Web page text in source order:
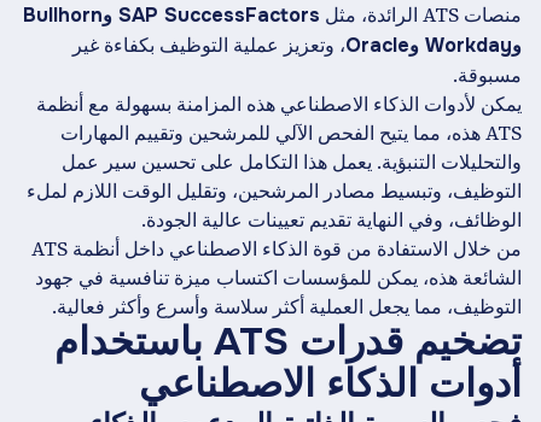
منصات ATS الرائدة، مثل
SAP SuccessFactors وBullhorn
، وتعزيز عملية التوظيف بكفاءة غير
مسبوقة.
يمكن لأدوات الذكاء الاصطناعي هذه المزامنة بسهولة مع أنظمة
ATS هذه، مما يتيح الفحص الآلي للمرشحين وتقييم المهارات
والتحليلات التنبؤية. يعمل هذا التكامل على تحسين سير عمل
التوظيف، وتبسيط مصادر المرشحين، وتقليل الوقت اللازم لملء
الوظائف، وفي النهاية تقديم تعيينات عالية الجودة.
من خلال الاستفادة من قوة الذكاء الاصطناعي داخل أنظمة ATS
الشائعة هذه، يمكن للمؤسسات اكتساب ميزة تنافسية في جهود
التوظيف، مما يجعل العملية أكثر سلاسة وأسرع وأكثر فعالية.
تضخيم قدرات ATS باستخدام
أدوات الذكاء الاصطناعي